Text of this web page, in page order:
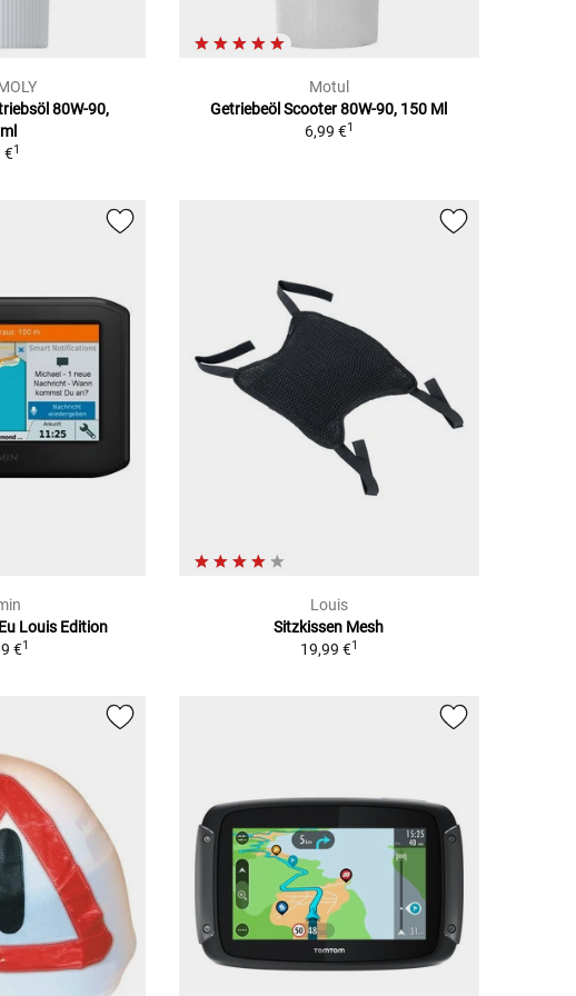
80W-90,
€1
Motul
Getriebeöl Scooter 80W-90, 150 Ml
6,99 €1
Louis Edition
€1
Louis
Sitzkissen Mesh
19,99 €1